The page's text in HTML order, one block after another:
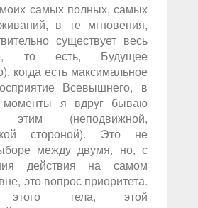
самых полных, самых
в те мгновения,
существует весь
то есть, Будущее
когда есть максимальное
Всевышнего, в
я вдруг бываю
этим (неподвижной,
стороной). Это не
между двумя, но, с
действия на самом
это вопрос приоритета.
этого тела, этой